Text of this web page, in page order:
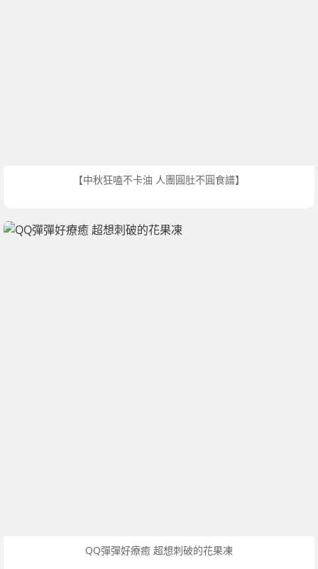
【中秋狂嗑不卡油 人團圓肚不圓食譜】
QQ彈彈好療癒 超想刺破的花果凍